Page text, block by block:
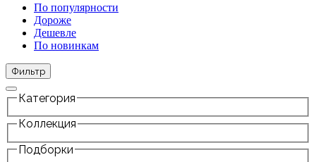
По популярности
Дороже
Дешевле
По новинкам
Фильтр
Категория
Коллекция
Подборки